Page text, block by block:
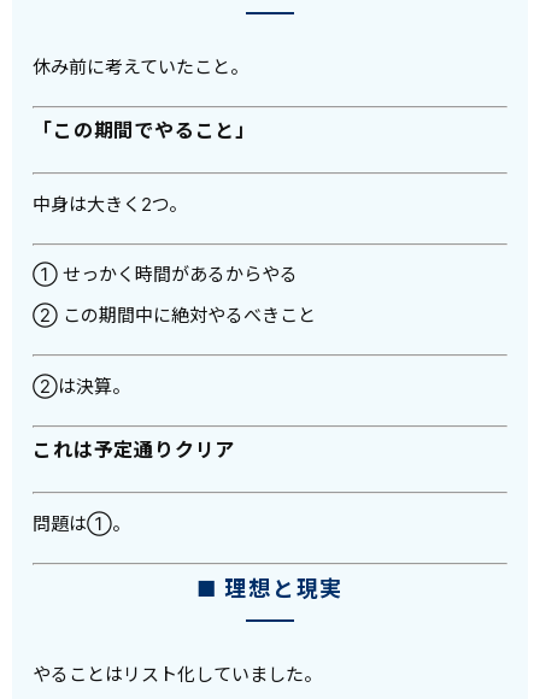
休み前に考えていたこと。
「この期間でやること」
中身は大きく2つ。
① せっかく時間があるからやる
② この期間中に絶対やるべきこと
②は決算。
これは予定通りクリア
問題は①。
■ 理想と現実
やることはリスト化していました。